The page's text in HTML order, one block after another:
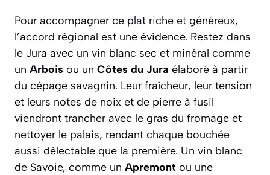
Pour accompagner ce plat riche et généreux,
l’accord régional est une évidence. Restez dans
le Jura avec un vin blanc sec et minéral comme
un Arbois ou un Côtes du Jura élaboré à partir
du cépage savagnin. Leur fraîcheur, leur tension
et leurs notes de noix et de pierre à fusil
viendront trancher avec le gras du fromage et
nettoyer le palais, rendant chaque bouchée
aussi délectable que la première. Un vin blanc
de Savoie, comme un Apremont ou une